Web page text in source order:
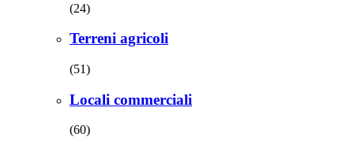
(24)
Terreni agricoli
(51)
Locali commerciali
(60)